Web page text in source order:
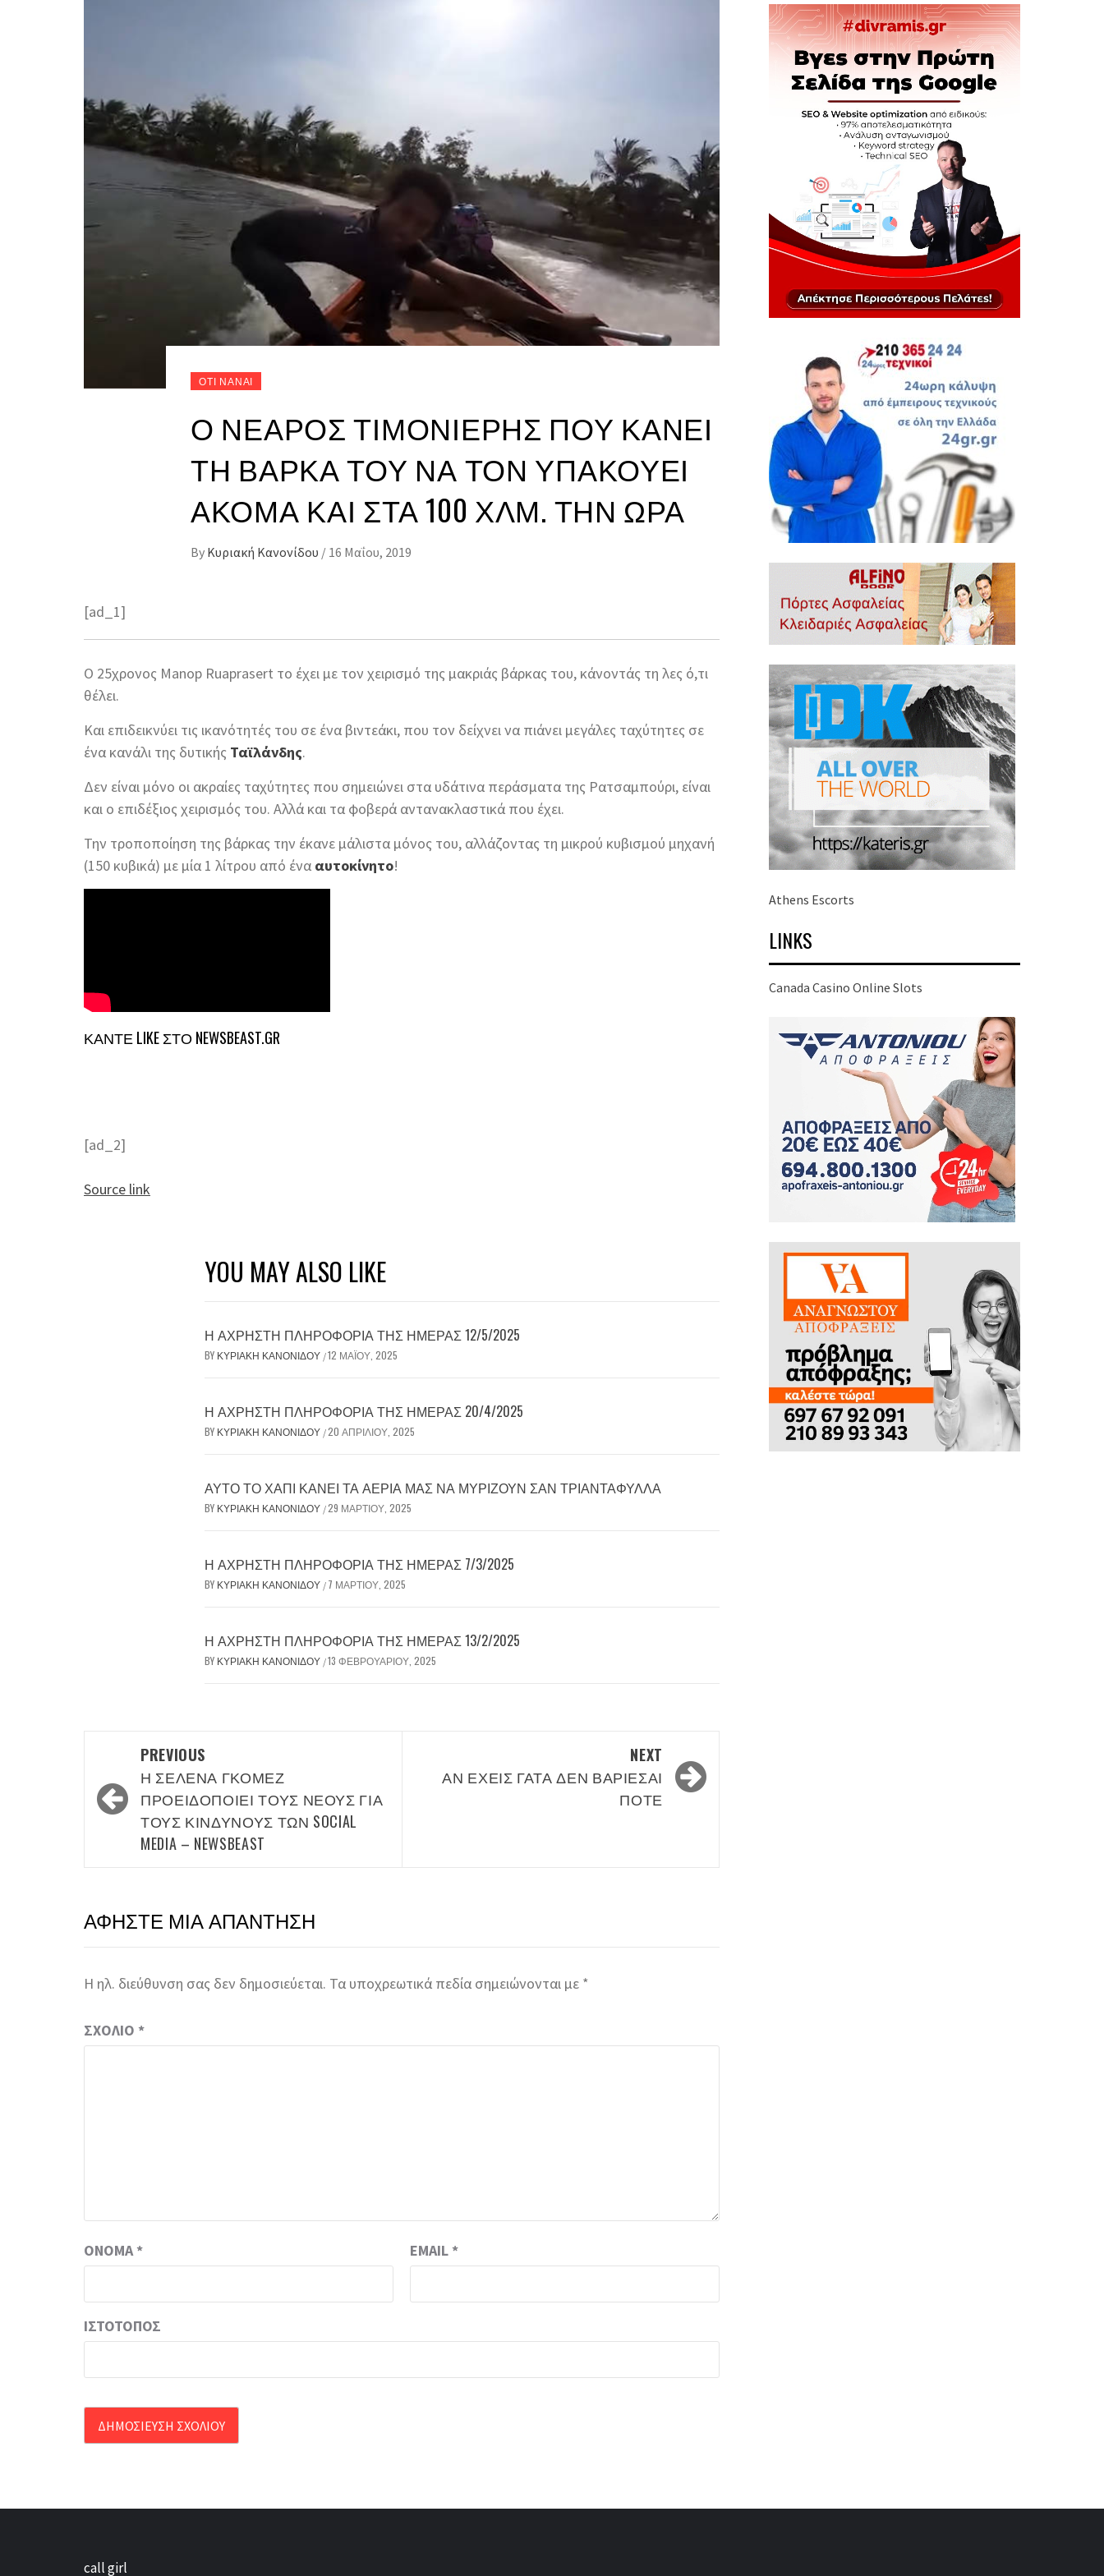
ΟΤΙ ΝΑΝΑΙ
Ο ΝΕΑΡΌΣ ΤΙΜΟΝΙΈΡΗΣ ΠΟΥ ΚΆΝΕΙ
ΤΗ ΒΆΡΚΑ ΤΟΥ ΝΑ ΤΟΝ ΥΠΑΚΟΎΕΙ
ΑΚΌΜΑ ΚΑΙ ΣΤΑ 100 ΧΛΜ. ΤΗΝ ΏΡΑ
By Κυριακή Κανονίδου / 16 Μαΐου, 2019
[ad_1]
Ο 25χρονος Manop Ruaprasert το έχει με τον χειρισμό της μακριάς βάρκας του, κάνοντάς τη λες ό,τι
θέλει.
Και επιδεικνύει τις ικανότητές του σε ένα βιντεάκι, που τον δείχνει να πιάνει μεγάλες ταχύτητες σε
ένα κανάλι της δυτικής Ταϊλάνδης.
Δεν είναι μόνο οι ακραίες ταχύτητες που σημειώνει στα υδάτινα περάσματα της Ρατσαμπούρι, είναι
και ο επιδέξιος χειρισμός του. Αλλά και τα φοβερά αντανακλαστικά που έχει.
Την τροποποίηση της βάρκας την έκανε μάλιστα μόνος του, αλλάζοντας τη μικρού κυβισμού μηχανή
(150 κυβικά) με μία 1 λίτρου από ένα αυτοκίνητο!
ΚΑΝΤΕ LIKE ΣΤΟ NEWSBEAST.GR
[ad_2]
Source link
YOU MAY ALSO LIKE
Η ΆΧΡΗΣΤΗ ΠΛΗΡΟΦΟΡΊΑ ΤΗΣ ΗΜΈΡΑΣ 12/5/2025
BY ΚΥΡΙΑΚΉ ΚΑΝΟΝΊΔΟΥ /12 ΜΑΪ́ΟΥ, 2025
Η ΆΧΡΗΣΤΗ ΠΛΗΡΟΦΟΡΊΑ ΤΗΣ ΗΜΈΡΑΣ 20/4/2025
BY ΚΥΡΙΑΚΉ ΚΑΝΟΝΊΔΟΥ /20 ΑΠΡΙΛΊΟΥ, 2025
ΑΥΤΌ ΤΟ ΧΆΠΙ ΚΆΝΕΙ ΤΑ ΑΈΡΙΆ ΜΑΣ ΝΑ ΜΥΡΊΖΟΥΝ ΣΑΝ ΤΡΙΑΝΤΆΦΥΛΛΑ
BY ΚΥΡΙΑΚΉ ΚΑΝΟΝΊΔΟΥ /29 ΜΑΡΤΊΟΥ, 2025
Η ΆΧΡΗΣΤΗ ΠΛΗΡΟΦΟΡΊΑ ΤΗΣ ΗΜΈΡΑΣ 7/3/2025
BY ΚΥΡΙΑΚΉ ΚΑΝΟΝΊΔΟΥ / 7 ΜΑΡΤΊΟΥ, 2025
Η ΆΧΡΗΣΤΗ ΠΛΗΡΟΦΟΡΊΑ ΤΗΣ ΗΜΈΡΑΣ 13/2/2025
BY ΚΥΡΙΑΚΉ ΚΑΝΟΝΊΔΟΥ /13 ΦΕΒΡΟΥΑΡΊΟΥ, 2025
navigation
PREVIOUS
Η ΣΕΛΈΝΑ ΓΚΌΜΕΖ
ΠΡΟΕΙΔΟΠΟΙΕΊ ΤΟΥΣ ΝΈΟΥΣ ΓΙΑ
ΤΟΥΣ ΚΙΝΔΎΝΟΥΣ ΤΩΝ SOCIAL
MEDIA – NEWSBEAST
NEXT
ΑΝ ΈΧΕΙΣ ΓΆΤΑ ΔΕΝ ΒΑΡΙΈΣΑΙ
ΠΟΤΈ
ΑΦΉΣΤΕ ΜΙΑ ΑΠΆΝΤΗΣΗ
Η ηλ. διεύθυνση σας δεν δημοσιεύεται. Τα υποχρεωτικά πεδία σημειώνονται με *
ΣΧΌΛΙΟ *
ΌΝΟΜΑ* EMAIL *
ΙΣΤΌΤΟΠΟΣ
Athens Escorts
LINKS
Canada Casino Online Slots
call girl